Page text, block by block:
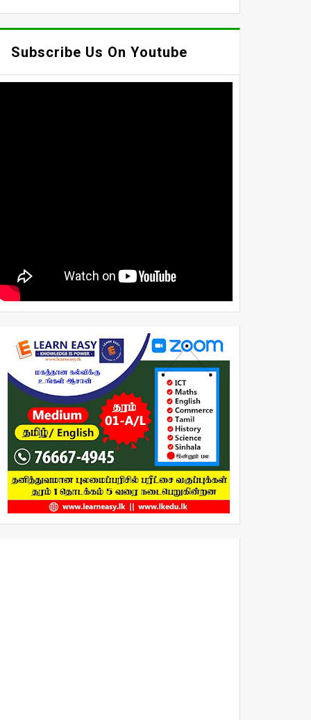
Subscribe Us On Youtube